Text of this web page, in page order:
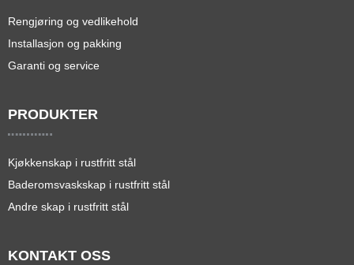
Rengjøring og vedlikehold
Installasjon og pakking
Garanti og service
PRODUKTER
Kjøkkenskap i rustfritt stål
Baderomsvaskskap i rustfritt stål
Andre skap i rustfritt stål
KONTAKT OSS